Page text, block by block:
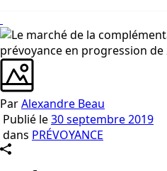
ParAlexandre Beau
Publié le30 septembre 2019
dans PRÉVOYANCE